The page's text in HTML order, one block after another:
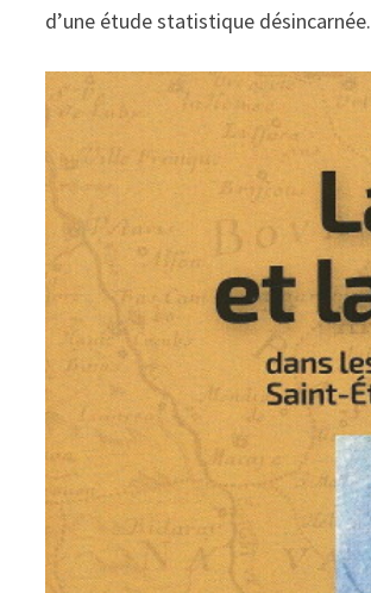
d’une étude statistique désincarnée.